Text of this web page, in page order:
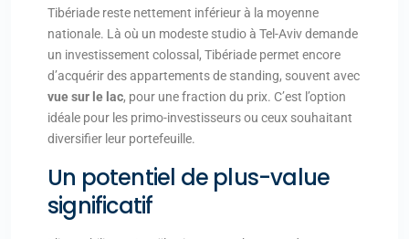
Tibériade reste nettement inférieur à la moyenne
nationale. Là où un modeste studio à Tel-Aviv demande
un investissement colossal, Tibériade permet encore
d’acquérir des appartements de standing, souvent avec
vue sur le lac, pour une fraction du prix. C’est l’option
idéale pour les primo-investisseurs ou ceux souhaitant
diversifier leur portefeuille.
Un potentiel de plus-value
significatif